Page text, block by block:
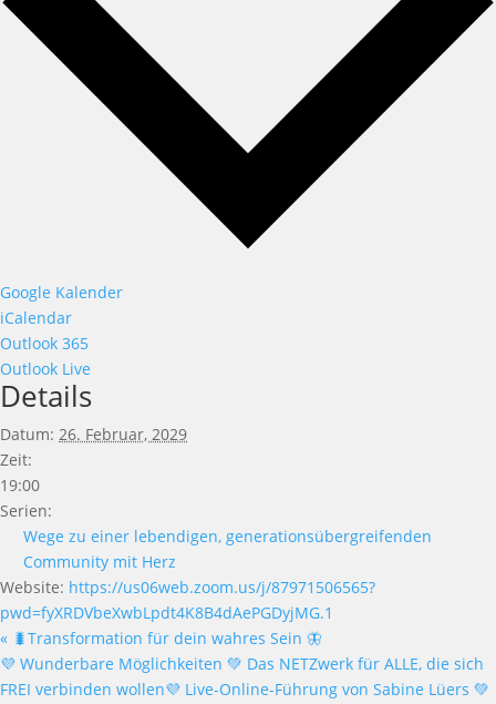
Google Kalender
iCalendar
Outlook 365
Outlook Live
Details
Datum: 26. Februar, 2029
Zeit:
19:00
Serien:
Wege zu einer lebendigen, generationsübergreifenden
Community mit Herz
Website: https://us06web.zoom.us/j/87971506565?
pwd=fyXRDVbeXwbLpdt4K8B4dAePGDyjMG.1
« 🐛Transformation für dein wahres Sein 🦋
💜 Wunderbare Möglichkeiten 💚 Das NETZwerk für ALLE, die sich
FREI verbinden wollen💜 Live-Online-Führung von Sabine Lüers 💚